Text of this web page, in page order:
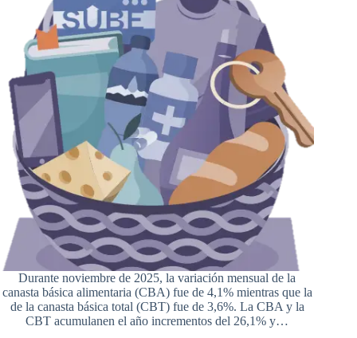
Durante noviembre de 2025, la variación mensual de la
canasta básica alimentaria (CBA) fue de 4,1% mientras que la
de la canasta básica total (CBT) fue de 3,6%. La CBA y la
CBT acumulanen el año incrementos del 26,1% y…